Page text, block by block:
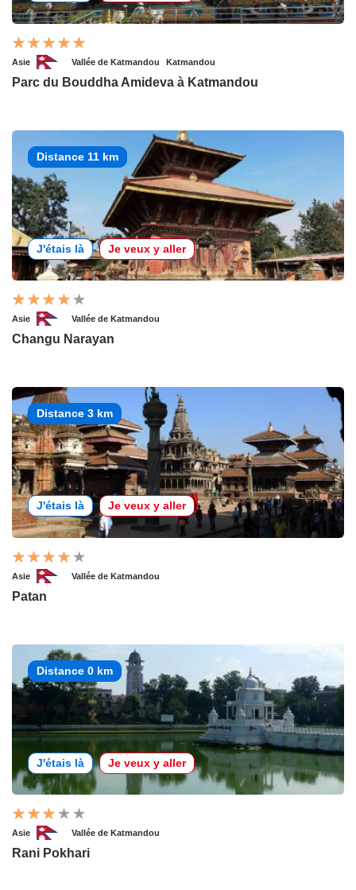
Asie Vallée de Katmandou Katmandou
Parc du Bouddha Amideva à Katmandou
Distance 11 km
J'étais là Je veux y aller
Asie Vallée de Katmandou
Changu Narayan
Distance 3 km
J'étais là Je veux y aller
Asie Vallée de Katmandou
Patan
Distance 0 km
J'étais là Je veux y aller
Asie Vallée de Katmandou
Rani Pokhari